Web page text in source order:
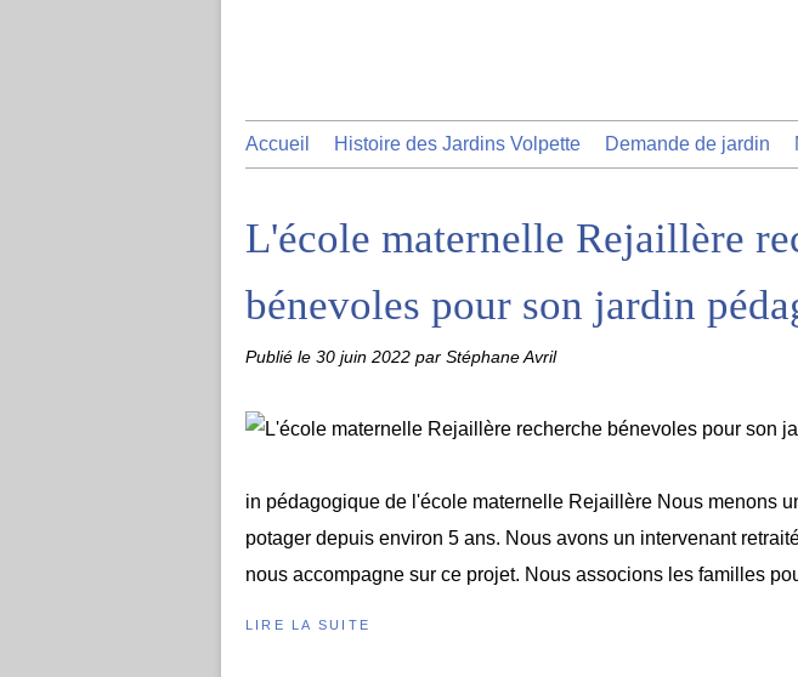
Accueil Histoire des Jardins Volpette Demande de jardin
L'école maternelle Rejaillère
bénevoles pour son jardin
Publié le 30 juin 2022 par Stéphane Avril
in pédagogique de l'école maternelle Rejaillère Nous menons
potager depuis environ 5 ans. Nous avons un intervenant
nous accompagne sur ce projet. Nous associons les familles
LIRE LA SUITE